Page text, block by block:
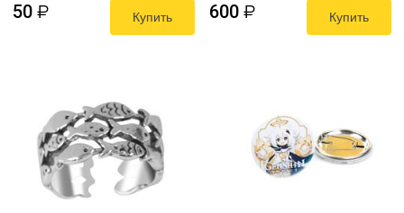
50 ₽ Купить 600 ₽ Купить